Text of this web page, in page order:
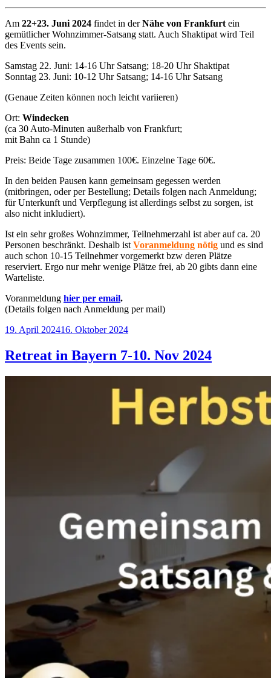
Am 22+23. Juni 2024 findet in derNähe von Frankfurt ein
gemütlicher Wohnzimmer-Satsang statt. Auch Shaktipat wird Teil
des Events sein.
Samstag 22. Juni: 14-16 Uhr Satsang; 18-20 Uhr Shaktipat
Sonntag 23. Juni: 10-12 Uhr Satsang; 14-16 Uhr Satsang
(Genaue Zeiten können noch leicht variieren)
Ort: Windecken
(ca 30 Auto-Minuten außerhalb von Frankfurt;
mit Bahn ca 1 Stunde)
Preis: Beide Tage zusammen 100€. Einzelne Tage 60€.
In den beiden Pausen kann gemeinsam gegessen werden
(mitbringen, oder per Bestellung; Details folgen nach Anmeldung;
für Unterkunft und Verpflegung ist allerdings selbst zu sorgen, ist
also nicht inkludiert).
Ist ein sehr großes Wohnzimmer, Teilnehmerzahl ist aber auf ca. 20
Personen beschränkt. Deshalb ist Voranmeldung nötig und es sind
auch schon 10-15 Teilnehmer vorgemerkt bzw deren Plätze
reserviert. Ergo nur mehr wenige Plätze frei, ab 20 gibts dann eine
Warteliste.
Voranmeldung hier per email.
(Details folgen nach Anmeldung per mail)
Veröffentlicht
19. April 202416. Oktober 2024
Retreat in Bayern 7-10. Nov 2024